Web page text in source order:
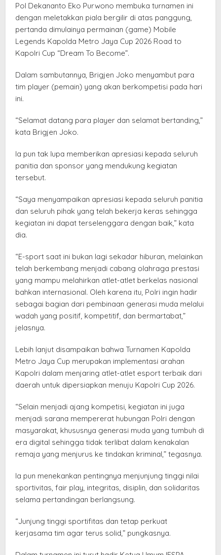
Pol Dekananto Eko Purwono membuka turnamen ini
dengan meletakkan piala bergilir di atas panggung,
pertanda dimulainya permainan (game) Mobile
Legends Kapolda Metro Jaya Cup 2026 Road to
Kapolri Cup “Dream To Become”.
Dalam sambutannya, Brigjen Joko menyambut para
tim player (pemain) yang akan berkompetisi pada hari
ini.
“Selamat datang para player dan selamat bertanding,”
kata Brigjen Joko.
Ia pun tak lupa memberikan apresiasi kepada seluruh
panitia dan sponsor yang mendukung kegiatan
tersebut.
“Saya menyampaikan apresiasi kepada seluruh panitia
dan seluruh pihak yang telah bekerja keras sehingga
kegiatan ini dapat terselenggara dengan baik,” kata
dia.
“E-sport saat ini bukan lagi sekadar hiburan, melainkan
telah berkembang menjadi cabang olahraga prestasi
yang mampu melahirkan atlet-atlet berkelas nasional
bahkan internasional. Oleh karena itu, Polri ingin hadir
sebagai bagian dari pembinaan generasi muda melalui
wadah yang positif, kompetitif, dan bermartabat,”
jelasnya.
Lebih lanjut disampaikan bahwa Turnamen Kapolda
Metro Jaya Cup merupakan implementasi arahan
Kapolri dalam menjaring atlet-atlet esport terbaik dari
daerah untuk dipersiapkan menuju Kapolri Cup 2026.
“Selain menjadi ajang kompetisi, kegiatan ini juga
menjadi sarana mempererat hubungan Polri dengan
masyarakat, khususnya generasi muda yang tumbuh di
era digital sehingga tidak terlibat dalam kenakalan
remaja yang menjurus ke tindakan kriminal,” tegasnya.
Ia pun menekankan pentingnya menjunjung tinggi nilai
sportivitas, fair play, integritas, disiplin, dan solidaritas
selama pertandingan berlangsung.
“Junjung tinggi sportifitas dan tetap perkuat
kerjasama tim agar terus solid,” pungkasnya.